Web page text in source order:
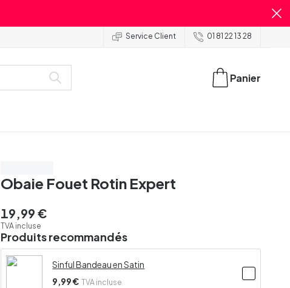
Service Client 01 81 22 13 28
Panier
Obaie Fouet Rotin Expert
19,99 €
TVA incluse
Produits recommandés
Sinful Bandeau en Satin
9,99 € TVA incluse